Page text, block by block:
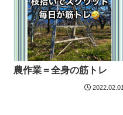
農作業＝全身の筋トレ
2022.02.01